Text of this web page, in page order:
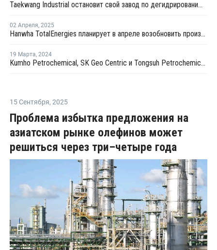
Taekwang Industrial остановит свой завод по дегидрированию пропана в Южной Корее
02 Апреля, 2025
Hanwha TotalEnergies планирует в апреле возобновить производство на крекинг-установке в Даэсане
19 Марта, 2024
Kumho Petrochemical, SK Geo Centric и Tongsuh Petrochemical создадут цепочку поставок биомономеров
15 Сентября, 2025
Проблема избытка предложения на
азиатском рынке олефинов может
решиться через три–четыре года